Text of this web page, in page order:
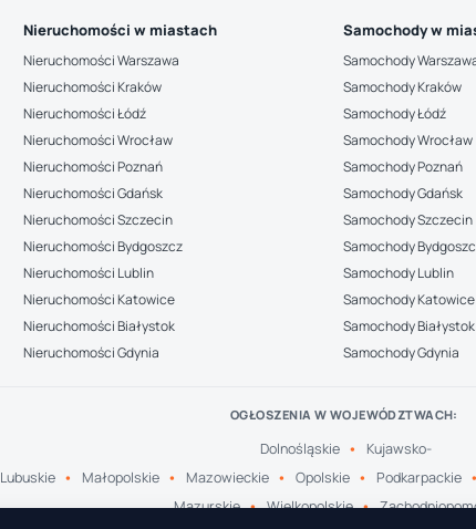
Nieruchomości w miastach
Nieruchomości Warszawa
Nieruchomości Kraków
Nieruchomości Łódź
Nieruchomości Wrocław
Nieruchomości Poznań
Nieruchomości Gdańsk
Nieruchomości Szczecin
Nieruchomości Bydgoszcz
Nieruchomości Lublin
Nieruchomości Katowice
Nieruchomości Białystok
Nieruchomości Gdynia
Samochody w
Samochody
Samochody Kraków
Samochody Łódź
Samochody Wrocław
Samochody Poznań
Samochody Gdańsk
Samochody Szczecin
Samochody
Samochody Lublin
Samochody Katowice
Samochody Białystok
Samochody Gdynia
OGŁOSZENIA W WOJEWÓDZTWACH:
Dolnośląskie
Kujawsko-
Lubuskie Małopolskie Mazowieckie Opolskie Podkarpackie
Mazurskie
Wielkopolskie